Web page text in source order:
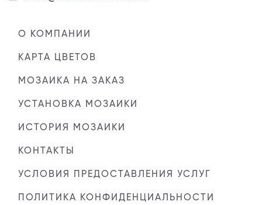
О КОМПАНИИ
КАРТА ЦВЕТОВ
МОЗАИКА НА ЗАКАЗ
УСТАНОВКА МОЗАИКИ
ИСТОРИЯ МОЗАИКИ
КОНТАКТЫ
УСЛОВИЯ ПРЕДОСТАВЛЕНИЯ УСЛУГ
ПОЛИТИКА КОНФИДЕНЦИАЛЬНОСТИ